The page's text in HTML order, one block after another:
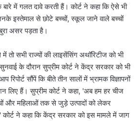
में गलत दावे करती हैं। कोर्ट ने कहा कि ऐसे भी
इस्तेमाल से छोटे बच्चों, स्कूल जाने वाले बच्चों
असर पड़ता है।
तो सभी राज्यों की लाइसेंसिंग अथॉरिटीज को भी
सुनवाई के दौरान सुप्रीम कोर्ट ने केंद्र सरकार को भी
सौंपें कि बीते तीन सालों में भ्रामक विज्ञापनों
हैं। सुप्रीम कोर्ट ने कहा, 'अब हम हर चीज
और महिलाओं तक से जुड़े उत्पादों को लेकर
कोर्ट ने कहा कि केंद्र सरकार को इस मामले में जाग